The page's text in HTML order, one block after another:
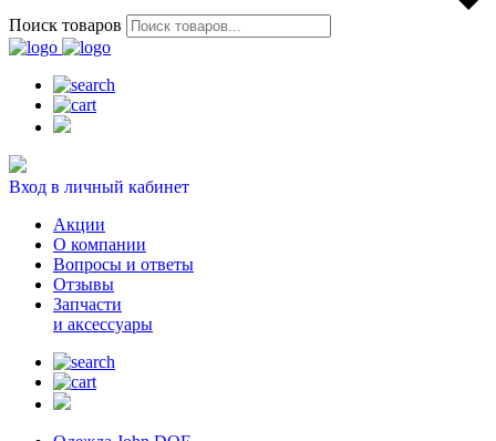
Поиск товаров
Вход в личный кабинет
Акции
О компании
Вопросы и ответы
Отзывы
Запчасти
и аксессуары